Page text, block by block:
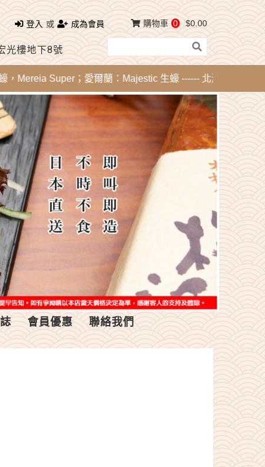
登入 或 成為會員
光樓地下8號
購物車 0 $0.00
；愛爾蘭：Majestic 生蠔 ------ 北海道刺身 - 活帶子
會員優惠 聯絡我們